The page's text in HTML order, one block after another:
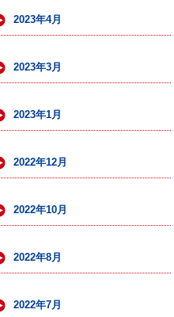
2023年4月
2023年3月
2023年1月
2022年12月
2022年10月
2022年8月
2022年7月